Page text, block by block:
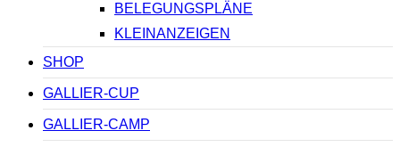
BELEGUNGSPLÄNE
KLEINANZEIGEN
SHOP
GALLIER-CUP
GALLIER-CAMP